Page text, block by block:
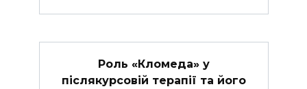
Роль «Кломеда» у
післякурсовій терапії та його